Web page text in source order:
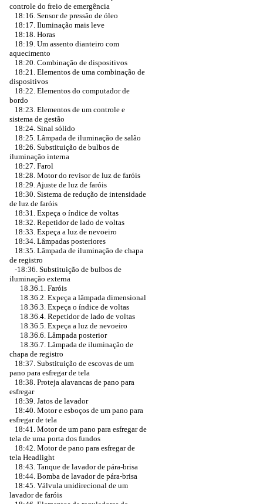
controle do freio de emergência
18:16. Sensor de pressão de óleo
18:17. Iluminação mais leve
18:18. Horas
18:19. Um assento dianteiro com
aquecimento
18:20. Combinação de dispositivos
18:21. Elementos de uma combinação de
dispositivos
18:22. Elementos do computador de
bordo
18:23. Elementos de um controle e
sistema de gestão
18:24. Sinal sólido
18:25. Lâmpada de iluminação de salão
18:26. Substituição de bulbos de
iluminação interna
18:27. Farol
18:28. Motor do revisor de luz de faróis
18:29. Ajuste de luz de faróis
18:30. Sistema de redução de intensidade
de luz de faróis
18:31. Expeça o índice de voltas
18:32. Repetidor de lado de voltas
18:33. Expeça a luz de nevoeiro
18:34. Lâmpadas posteriores
18:35. Lâmpada de iluminação de chapa
de registro
-18:36. Substituição de bulbos de
iluminação externa
18.36.1. Faróis
18.36.2. Expeça a lâmpada dimensional
18.36.3. Expeça o índice de voltas
18.36.4. Repetidor de lado de voltas
18.36.5. Expeça a luz de nevoeiro
18.36.6. Lâmpada posterior
18.36.7. Lâmpada de iluminação de
chapa de registro
18:37. Substituição de escovas de um
pano para esfregar de tela
18:38. Proteja alavancas de pano para
esfregar
18:39. Jatos de lavador
18:40. Motor e esboços de um pano para
esfregar de tela
18:41. Motor de um pano para esfregar de
tela de uma porta dos fundos
18:42. Motor de pano para esfregar de
tela Headlight
18:43. Tanque de lavador de pára-brisa
18:44. Bomba de lavador de pára-brisa
18:45. Válvula unidirecional de um
lavador de faróis